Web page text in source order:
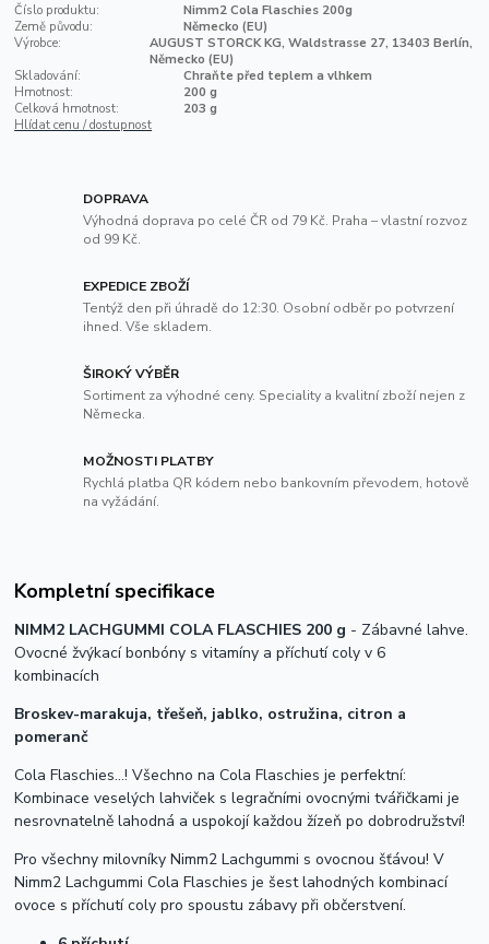
Číslo produktu:
Nimm2 Cola Flaschies 200g
Země původu:
Německo (EU)
Výrobce:
AUGUST STORCK KG, Waldstrasse 27, 13403 Berlín,
Německo (EU)
Skladování:
Chraňte před teplem a vlhkem
Hmotnost:
200 g
Celková hmotnost:
203 g
Hlídat cenu / dostupnost
DOPRAVA
Výhodná doprava po celé ČR od 79 Kč. Praha – vlastní rozvoz
od 99 Kč.
EXPEDICE ZBOŽÍ
Tentýž den při úhradě do 12:30. Osobní odběr po potvrzení
ihned. Vše skladem.
ŠIROKÝ VÝBĚR
Sortiment za výhodné ceny. Speciality a kvalitní zboží nejen z
Německa.
MOŽNOSTI PLATBY
Rychlá platba QR kódem nebo bankovním převodem, hotově
na vyžádání.
Kompletní specifikace
NIMM2 LACHGUMMI COLA FLASCHIES 200 g - Zábavné lahve.
Ovocné žvýkací bonbóny s vitamíny a příchutí coly v 6
kombinacích
Broskev-marakuja, třešeň, jablko, ostružina, citron a
pomeranč
Cola Flaschies…! Všechno na Cola Flaschies je perfektní:
Kombinace veselých lahviček s legračními ovocnými tvářičkami je
nesrovnatelně lahodná a uspokojí každou žízeň po dobrodružství!
Pro všechny milovníky Nimm2 Lachgummi s ovocnou šťávou! V
Nimm2 Lachgummi Cola Flaschies je šest lahodných kombinací
ovoce s příchutí coly pro spoustu zábavy při občerstvení.